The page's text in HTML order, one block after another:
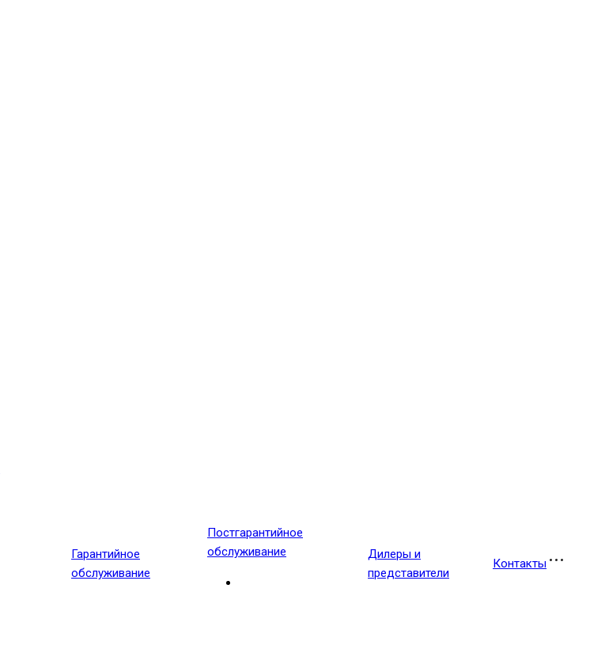
Гарантийное
обслуживание
Постгарантийное
обслуживание
Дилеры и
представители
Контакты